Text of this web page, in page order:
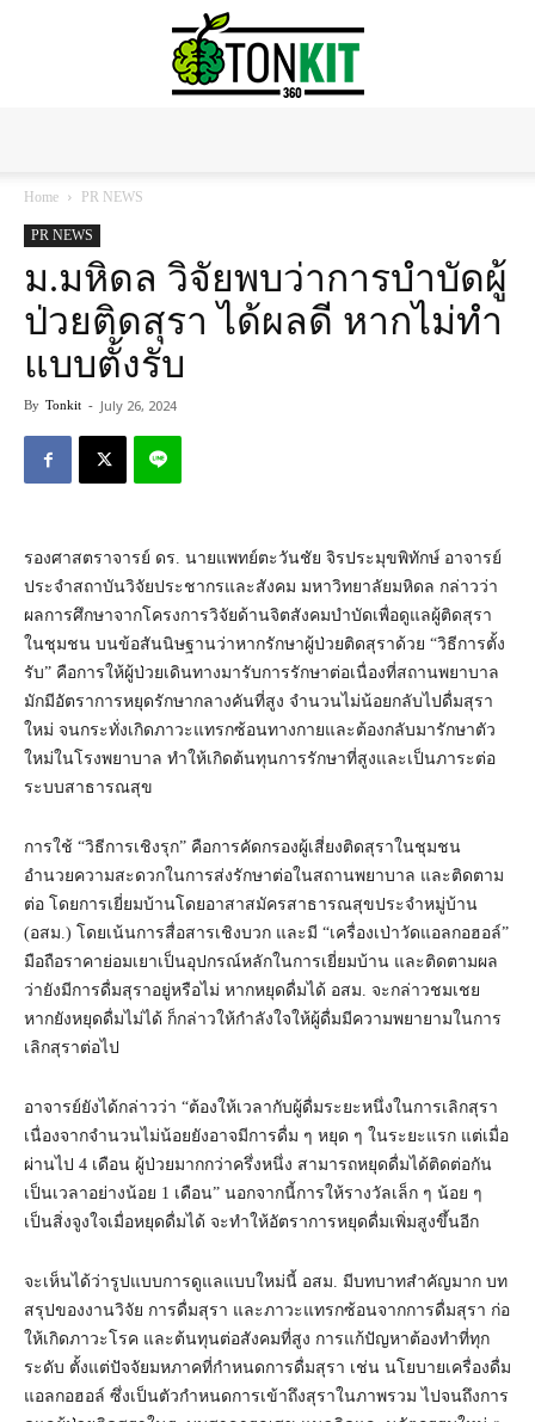
Home PR NEWS
PR NEWS
ม.มหิดล วิจัยพบว่าการบำบัดผู้
ป่วยติดสุรา ได้ผลดี หากไม่ทำ
แบบตั้งรับ
By Tonkit - July 26, 2024
รองศาสตราจารย์ ดร. นายแพทย์ตะวันชัย จิรประมุขพิทักษ์ อาจารย์
ประจำสถาบันวิจัยประชากรและสังคม มหาวิทยาลัยมหิดล กล่าวว่า
ผลการศึกษาจากโครงการวิจัยด้านจิตสังคมบำบัดเพื่อดูแลผู้ติดสุรา
ในชุมชน บนข้อสันนิษฐานว่าหากรักษาผู้ป่วยติดสุราด้วย “วิธีการตั้ง
รับ” คือการให้ผู้ป่วยเดินทางมารับการรักษาต่อเนื่องที่สถานพยาบาล
มักมีอัตราการหยุดรักษากลางคันที่สูง จำนวนไม่น้อยกลับไปดื่มสุรา
ใหม่ จนกระทั่งเกิดภาวะแทรกซ้อนทางกายและต้องกลับมารักษาตัว
ใหม่ในโรงพยาบาล ทำให้เกิดต้นทุนการรักษาที่สูงและเป็นภาระต่อ
ระบบสาธารณสุข
การใช้ “วิธีการเชิงรุก” คือการคัดกรองผู้เสี่ยงติดสุราในชุมชน
อำนวยความสะดวกในการส่งรักษาต่อในสถานพยาบาล และติดตาม
ต่อ โดยการเยี่ยมบ้านโดยอาสาสมัครสาธารณสุขประจำหมู่บ้าน
(อสม.) โดยเน้นการสื่อสารเชิงบวก และมี “เครื่องเป่าวัดแอลกอฮอล์”
มือถือราคาย่อมเยาเป็นอุปกรณ์หลักในการเยี่ยมบ้าน และติดตามผล
ว่ายังมีการดื่มสุราอยู่หรือไม่ หากหยุดดื่มได้ อสม. จะกล่าวชมเชย
หากยังหยุดดื่มไม่ได้ ก็กล่าวให้กำลังใจให้ผู้ดื่มมีความพยายามในการ
เลิกสุราต่อไป
อาจารย์ยังได้กล่าวว่า “ต้องให้เวลากับผู้ดื่มระยะหนึ่งในการเลิกสุรา
เนื่องจากจำนวนไม่น้อยยังอาจมีการดื่ม ๆ หยุด ๆ ในระยะแรก แต่เมื่อ
ผ่านไป 4 เดือน ผู้ป่วยมากกว่าครึ่งหนึ่ง สามารถหยุดดื่มได้ติดต่อกัน
เป็นเวลาอย่างน้อย 1 เดือน” นอกจากนี้การให้รางวัลเล็ก ๆ น้อย ๆ
เป็นสิ่งจูงใจเมื่อหยุดดื่มได้ จะทำให้อัตราการหยุดดื่มเพิ่มสูงขึ้นอีก
จะเห็นได้ว่ารูปแบบการดูแลแบบใหม่นี้ อสม. มีบทบาทสำคัญมาก บท
สรุปของงานวิจัย การดื่มสุรา และภาวะแทรกซ้อนจากการดื่มสุรา ก่อ
ให้เกิดภาวะโรค และต้นทุนต่อสังคมที่สูง การแก้ปัญหาต้องทำที่ทุก
ระดับ ตั้งแต่ปัจจัยมหภาคที่กำหนดการดื่มสุรา เช่น นโยบายเครื่องดื่ม
แอลกอฮอล์ ซึ่งเป็นตัวกำหนดการเข้าถึงสุราในภาพรวม ไปจนถึงการ